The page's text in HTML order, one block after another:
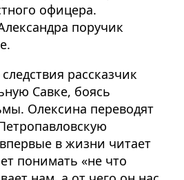
офицера.
поручик
рассказчик
Савке, боясь
Олексина переводят
в жизни читает
понимать «не что